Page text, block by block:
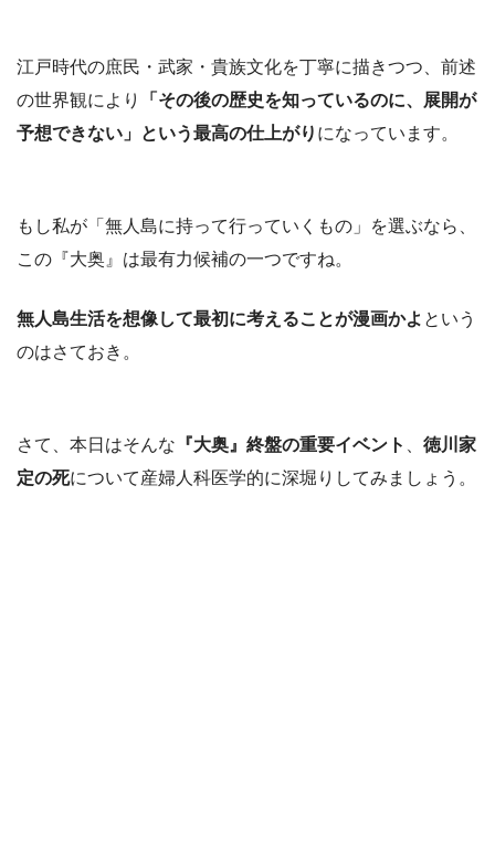
江戸時代の庶民・武家・貴族文化を丁寧に描きつつ、前述
の世界観により
「その後の歴史を知っているのに、展開が
予想できない」という最高の仕上がり になっています。
もし私が「無人島に持って行っていくもの」を選ぶなら、
この『大奥』は最有力候補の一つですね。
無人島生活を想像して最初に考えることが漫画かよ という
のはさておき。
さて、本日はそんな 『大奥』終盤の重要イベント
徳川家
定の死について産婦人科医学的に深堀りしてみましょう。